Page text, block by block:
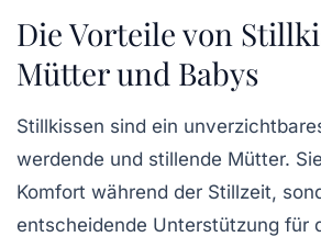
Die Vorteile von
Mütter und Babys
Stillkissen sind ein
werdende und stillende Mütter.
Komfort während der Stillzeit,
entscheidende Unterstützung für